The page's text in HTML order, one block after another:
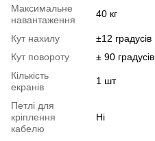
Максимальне
навантаження
40 кг
Кут нахилу
±12 градусів
Кут повороту
± 90 градусів
Кількість
екранів
1 шт
Петлі для
кріплення
кабелю
Ні